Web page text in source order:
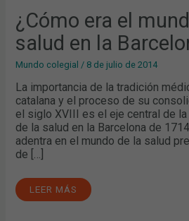
¿Cómo era el
salud en la
Mundo colegial / 8 de julio de 2014
La importancia de la tradición
catalana y el proceso de su
el siglo XVIII es el eje central de
de la salud en la Barcelona de
adentra en el mundo de la salud
de […]
LA
BARCELONA
DE
1714?
LEER MÁS